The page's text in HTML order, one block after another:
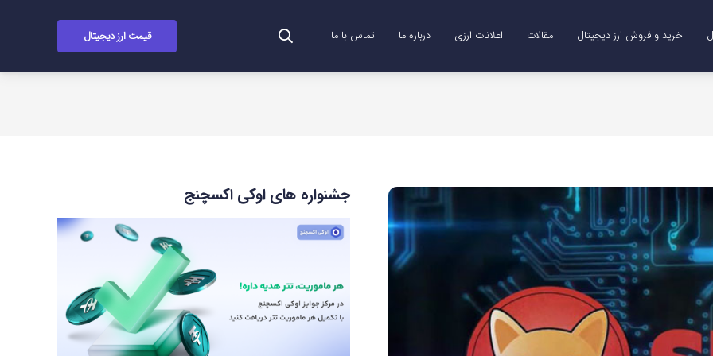
خرید و فروش ارز دیجیتال مقالات اعلانات ارزی درباره ما تماس با ما قیمت ارز دیجیتال
جشنواره های اوکی اکسچنج